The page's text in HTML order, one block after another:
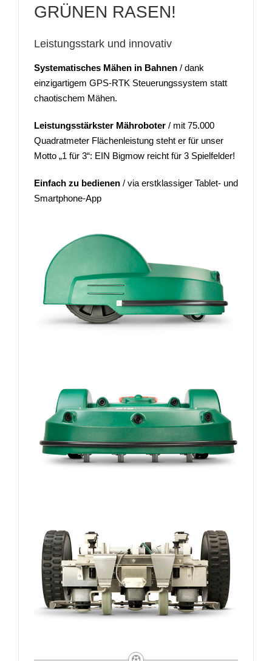
GRÜNEN RASEN!
Leistungsstark und innovativ
Systematisches Mähen in Bahnen/ dank
einzigartigem GPS-RTK Steuerungssystem statt
chaotischem Mähen.
Leistungsstärkster Mähroboter/ mit 75.000
Quadratmeter Flächenleistung steht er für unser
Motto „1 für 3“: EIN Bigmow reicht für 3 Spielfelder!
Einfach zu bedienen/ via erstklassiger Tablet- und
Smartphone-App